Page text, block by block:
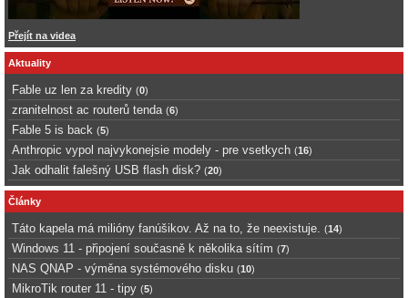
Přejít na videa
Aktuality
Fable uz len za kredity (0)
zranitelnost ac routerů tenda (6)
Fable 5 is back (5)
Anthropic vypol najvykonejsie modely - pre vsetkych (16)
Jak odhalit falešný USB flash disk? (20)
Články
Táto kapela má milióny fanúšikov. Až na to, že neexistuje. (14)
Windows 11 - připojení současně k několika sítím (7)
NAS QNAP - výměna systémového disku (10)
MikroTik router 11 - tipy (5)